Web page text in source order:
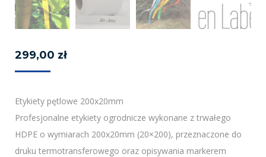
299,00 zł
Etykiety pętlowe 200x20mm
Profesjonalne etykiety ogrodnicze wykonane z trwałego
HDPE o wymiarach 200x20mm (20×200), przeznaczone do
druku termotransferowego oraz opisywania markerem